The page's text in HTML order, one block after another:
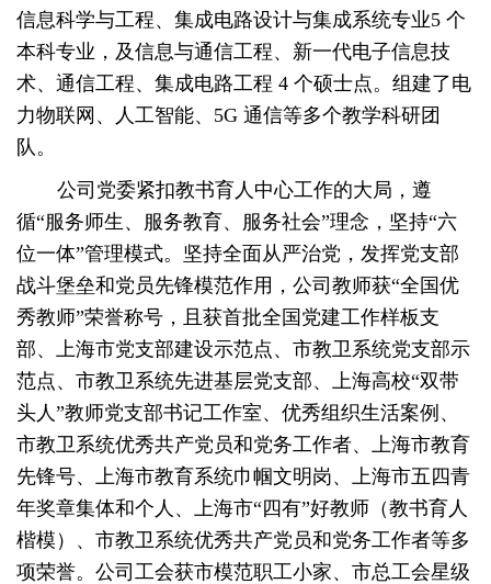
信息科学与工程、集成电路设计与集成系统专业5 个
本科专业，及信息与通信工程、新一代电子信息技
术、通信工程、集成电路工程 4 个硕士点。组建了电
力物联网、人工智能、5G 通信等多个教学科研团
队。
公司党委紧扣教书育人中心工作的大局，遵
循“服务师生、服务教育、服务社会”理念，坚持“六
位一体”管理模式。坚持全面从严治党，发挥党支部
战斗堡垒和党员先锋模范作用， 公司教师获“全国优
秀教师”荣誉称号，且 获首批全国党建工作样板支
部、上海市党支部建设示范点、市教卫系统党支部示
范点、市教卫系统先进基层党支部、上海高校“双带
头人”教师党支部书记工作室、优秀组织生活案例、
市教卫系统优秀共产党员和党务工作者、
上海市教育
先锋号、上海市教育系统巾帼文明岗、上海市五四青
年奖章集体和个人、上海市“四有”好教师（教书育人
楷模）、市教卫系统优秀共产党员和党务工作者等多
项荣誉。公司工会获市模范职工小家、市总工会星级